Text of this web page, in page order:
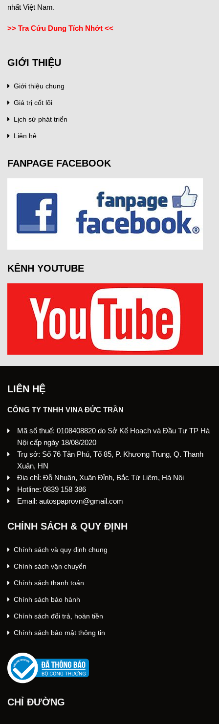
nhất Việt Nam.
>> Tra Cứu Dung Tích Nhớt <<
GIỚI THIỆU
Giới thiệu chung
Giá trị cốt lõi
Lịch sử phát triển
Liên hệ
FANPAGE FACEBOOK
KÊNH YOUTUBE
LIÊN HỆ
CÔNG TY TNHH VINA ĐỨC TRẦN
Mã số thuế: 0108408820 do Sở Kế Hoạch và Đầu Tư TP Hà
Nội cấp ngày 18/08/2020
Trụ sở: Số 76 Tân Phú, Tổ 85, P. Khương Trung, Q. Thanh
Xuân, HN
Địa chỉ: Đỗ Nhuận, Xuân Đỉnh, Bắc Từ Liêm, Hà Nội
Hotline: 0839 158 386
Email: autospaprovn@gmail.com
CHÍNH SÁCH & QUY ĐỊNH
Chính sách và quy định chung
Chính sách vận chuyển
Chính sách thanh toán
Chính sách bảo hành
Chính sách đổi trả, hoàn tiền
Chính sách bảo mật thông tin
CHỈ ĐƯỜNG